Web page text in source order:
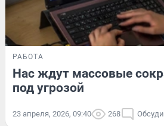
РАБОТА
Нас ждут массовые
под угрозой
23 апреля, 2026, 09:40 268